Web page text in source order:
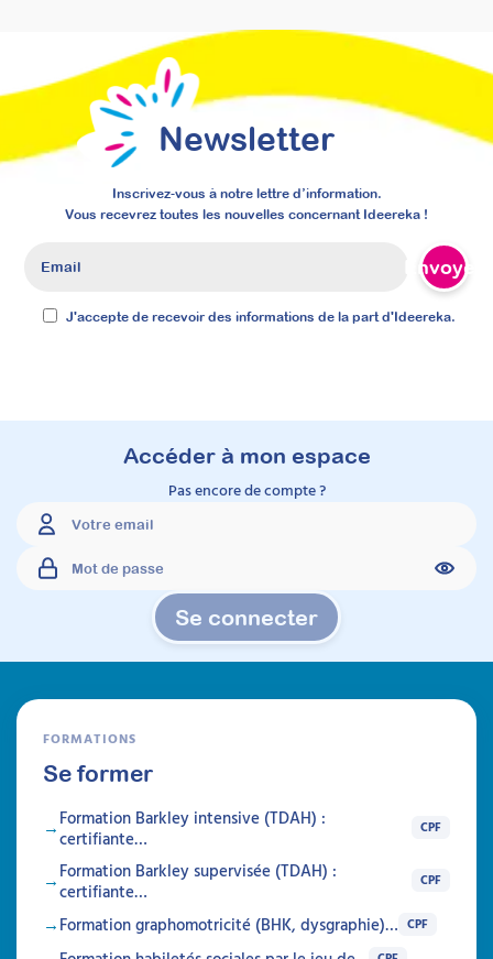
Newsletter
Inscrivez-vous à notre lettre d’information.
Vous recevrez toutes les nouvelles concernant Ideereka !
Envoyer
J'accepte de recevoir des informations de la part d'Ideereka.
Accéder à mon espace
Pas encore de compte ?
Se connecter
FORMATIONS
Se former
Formation Barkley intensive (TDAH) :
certifiante…
CPF
Formation Barkley supervisée (TDAH) :
certifiante…
CPF
Formation graphomotricité (BHK, dysgraphie)… CPF